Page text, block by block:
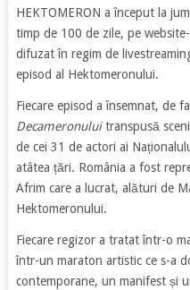
HEKTOMERON a început la
timp de 100 de zile, pe website-
difuzat în regim de
episod al Hektomeronului.
Fiecare episod a însemnat, de
Decameronuluitranspusă
de cei 31 de actori ai
atâtea țări. România a fost
Afrim care a lucrat, alături de
Hektomeronului.
Fiecare regizor a tratat într-o
într-un maraton artistic ce s-a
contemporane, un manifest și